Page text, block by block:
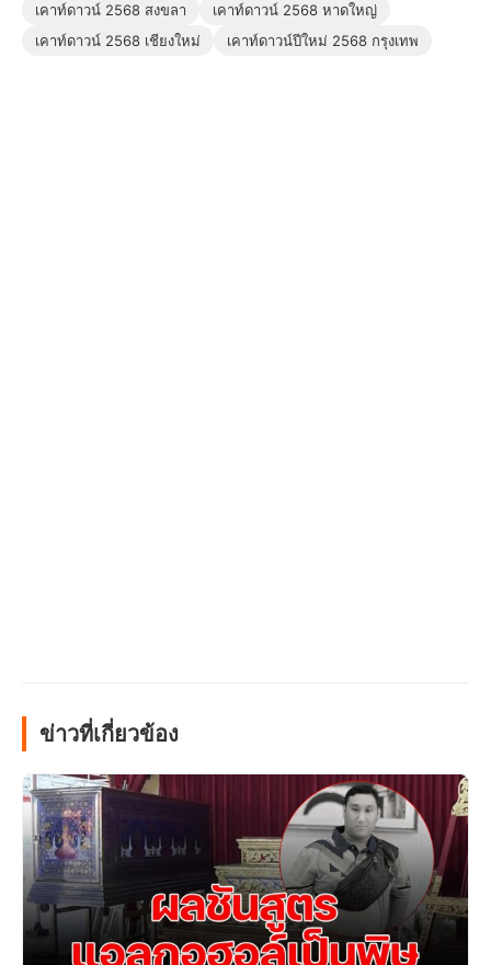
เคาท์ดาวน์ 2568 สงขลา
เคาท์ดาวน์ 2568 หาดใหญ่
เคาท์ดาวน์ 2568 เชียงใหม่
เคาท์ดาวน์ปีใหม่ 2568 กรุงเทพ
ข่าวที่เกี่ยวข้อง